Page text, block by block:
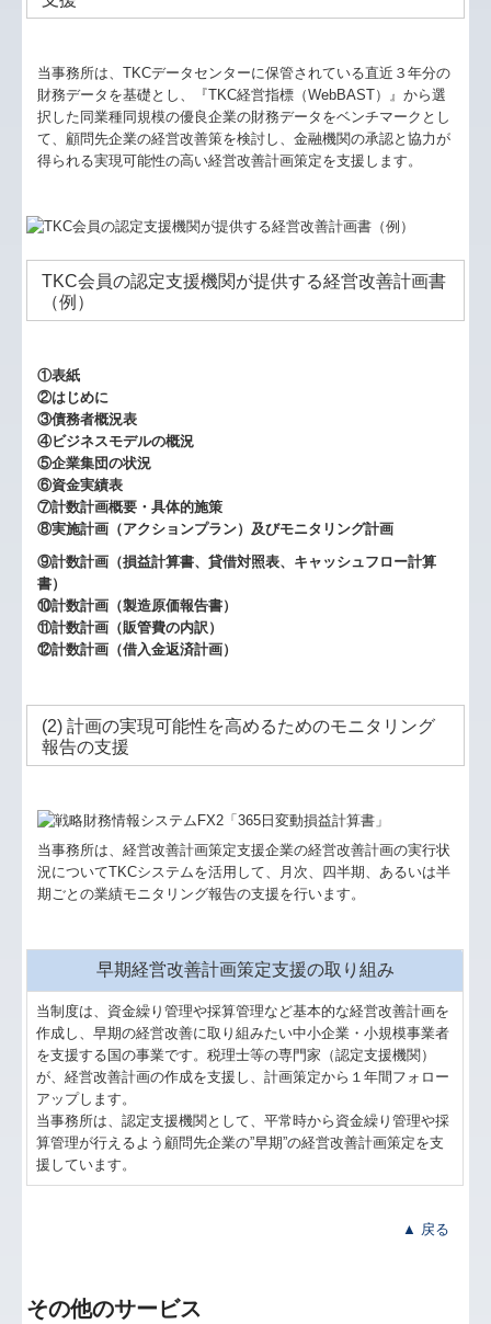
当事務所は、TKCデータセンターに保管されている直近３年分の
財務データを基礎とし、『TKC経営指標（WebBAST）』から選
択した同業種同規模の優良企業の財務データをベンチマークとし
て、顧問先企業の経営改善策を検討し、金融機関の承認と協力が
得られる実現可能性の高い経営改善計画策定を支援します。
TKC会員の認定支援機関が提供する経営改善計画書
（例）
①表紙
②はじめに
③債務者概況表
④ビジネスモデルの概況
⑤企業集団の状況
⑥資金実績表
⑦計数計画概要・具体的施策
⑧実施計画（アクションプラン）及びモニタリング計画
⑨計数計画（損益計算書、貸借対照表、キャッシュフロー計算
書）
⑩計数計画（製造原価報告書）
⑪計数計画（販管費の内訳）
⑫計数計画（借入金返済計画）
(2) 計画の実現可能性を高めるためのモニタリング
報告の支援
当事務所は、経営改善計画策定支援企業の経営改善計画の実行状
況についてTKCシステムを活用して、月次、四半期、あるいは半
期ごとの業績モニタリング報告の支援を行います。
早期経営改善計画策定支援の取り組み
当制度は、資金繰り管理や採算管理など基本的な経営改善計画を
作成し、早期の経営改善に取り組みたい中小企業・小規模事業者
を支援する国の事業です。税理士等の専門家（認定支援機関）
が、経営改善計画の作成を支援し、計画策定から１年間フォロー
アップします。
当事務所は、認定支援機関として、平常時から資金繰り管理や採
算管理が行えるよう顧問先企業の”早期”の経営改善計画策定を支
援しています。
▲ 戻る
その他のサービス